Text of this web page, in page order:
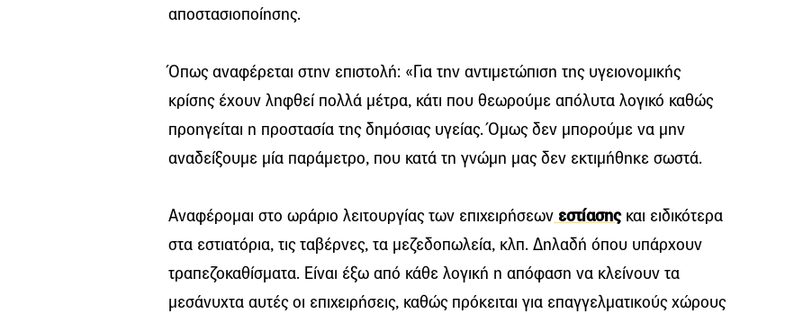
αποστασιοποίησης.
Όπως αναφέρεται στην επιστολή: «Για την αντιμετώπιση της υγειονομικής
κρίσης έχουν ληφθεί πολλά μέτρα, κάτι που θεωρούμε απόλυτα λογικό καθώς
προηγείται η προστασία της δημόσιας υγείας. Όμως δεν μπορούμε να μην
αναδείξουμε μία παράμετρο, που κατά τη γνώμη μας δεν εκτιμήθηκε σωστά.
Αναφέρομαι στο ωράριο λειτουργίας των επιχειρήσεων εστίασηςκαι ειδικότερα
στα εστιατόρια, τις ταβέρνες, τα μεζεδοπωλεία, κλπ. Δηλαδή όπου υπάρχουν
τραπεζοκαθίσματα. Είναι έξω από κάθε λογική η απόφαση να κλείνουν τα
μεσάνυχτα αυτές οι επιχειρήσεις, καθώς πρόκειται για επαγγελματικούς χώρους